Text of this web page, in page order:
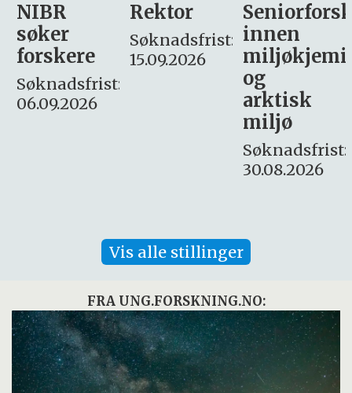
Rektor
Søknadsfrist:
15.09.2026
Seniorforsker
innen
miljøkjemi
søker
– fast
Søknadsfrist:
16. august.
Vis alle stillinger
FRA UNG.FORSKNING.NO: